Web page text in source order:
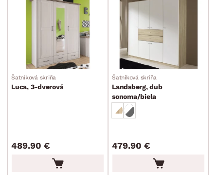
DEKOR
ROZMERY
FUNKCIE
Šatníková skriňa
Luca, 3-dverová
489.90 €
Šatníková skriňa
Landsberg, dub
sonoma/biela
479.90 €